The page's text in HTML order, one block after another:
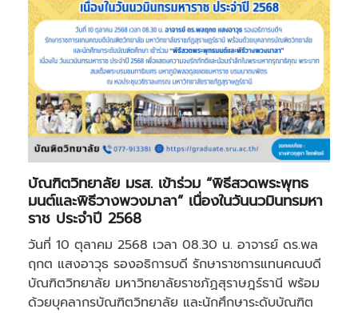
บัณฑิตวิทยาลัย มรส. เข้าร่วม “พิธีสวดพระพุทธ
มนต์และพิธีวางพวงมาลา” เนื่องในวันนวมินทรมหา
ราช ประจำปี 2568
วันที่ 10 ตุลาคม 2568 เวลา 08.30 น. อาจารย์ ดร.พล
ฤกต แสงอาวุธ รองอธิการบดี รักษาราชการแทนคณบดี
บัณฑิตวิทยาลัย มหาวิทยาลัยราชภัฏสุราษฎร์ธานี พร้อม
ด้วยบุคลากรบัณฑิตวิทยาลัย และนักศึกษาระดับบัณฑิต